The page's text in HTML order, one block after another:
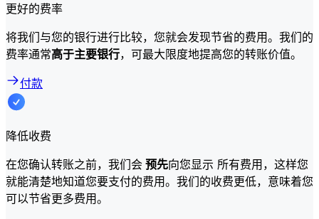
更好的费率
将我们与您的银行进行比较，您就会发现节省的费用。我们的
费率通常高于主要银行，可最大限度地提高您的转账价值。
付款
降低收费
在您确认转账之前，我们会 预先向您显示 所有费用，这样您
就能清楚地知道您要支付的费用。我们的收费更低，意味着您
可以节省更多费用。